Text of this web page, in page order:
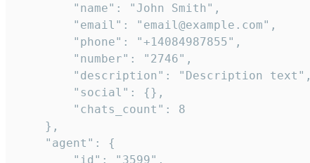
        "name": "John Smith",
        "email": "email@example.com",
        "phone": "+14084987855",
        "number": "2746",
        "description": "Description text",
        "social": {},
        "chats_count": 8
    },
    "agent": {
        "id": "3599",